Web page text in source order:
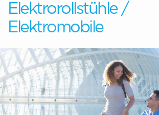
Elektrorollstühle /
Elektromobile